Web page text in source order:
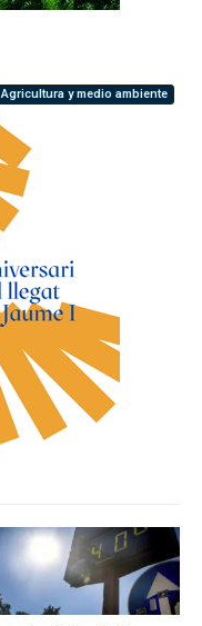
Agricultura y medio ambiente